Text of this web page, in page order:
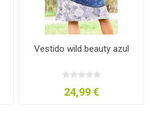
Vestido wild beauty azul
24,99 €